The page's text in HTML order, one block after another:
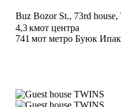
Buz Bozor St., 73rd
4,3 кмот центра
741 мот метро Буюк